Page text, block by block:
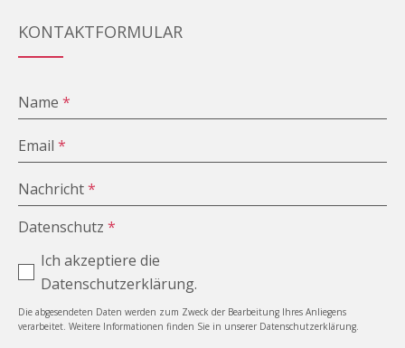
KONTAKTFORMULAR
Name*
Email*
Nachricht*
Datenschutz*
Ich akzeptiere die
Datenschutzerklärung.
Die abgesendeten Daten werden zum Zweck der Bearbeitung Ihres Anliegens
verarbeitet. Weitere Informationen finden Sie in unserer Datenschutzerklärung.